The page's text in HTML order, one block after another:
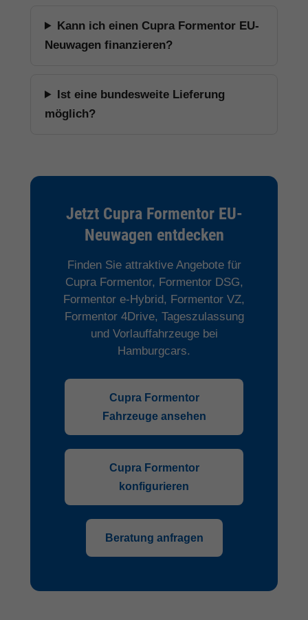
Kann ich einen Cupra Formentor EU-
Neuwagen finanzieren?
Ist eine bundesweite Lieferung
möglich?
Jetzt Cupra Formentor EU-
Neuwagen entdecken
Finden Sie attraktive Angebote für
Cupra Formentor, Formentor DSG,
Formentor e-Hybrid, Formentor VZ,
Formentor 4Drive, Tageszulassung
und Vorlauffahrzeuge bei
Hamburgcars.
Cupra Formentor
Fahrzeuge ansehen
Cupra Formentor
konfigurieren
Beratung anfragen